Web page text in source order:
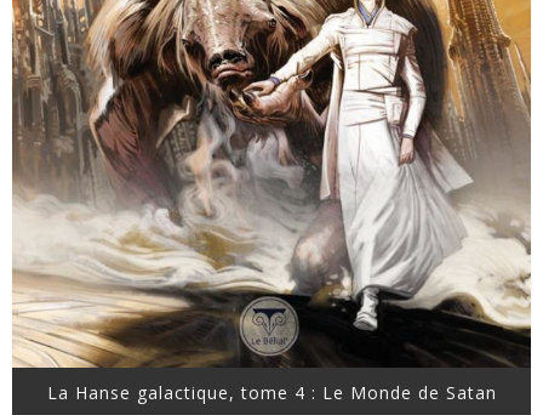
« Le Vent dand les Saules » - Une Belle Histoire !
Yoshi and the mysterious book
La Hanse galactique, tome 4 : Le Monde de Satan